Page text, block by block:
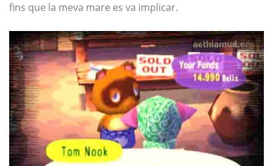
fins que la meva mare es va implicar.